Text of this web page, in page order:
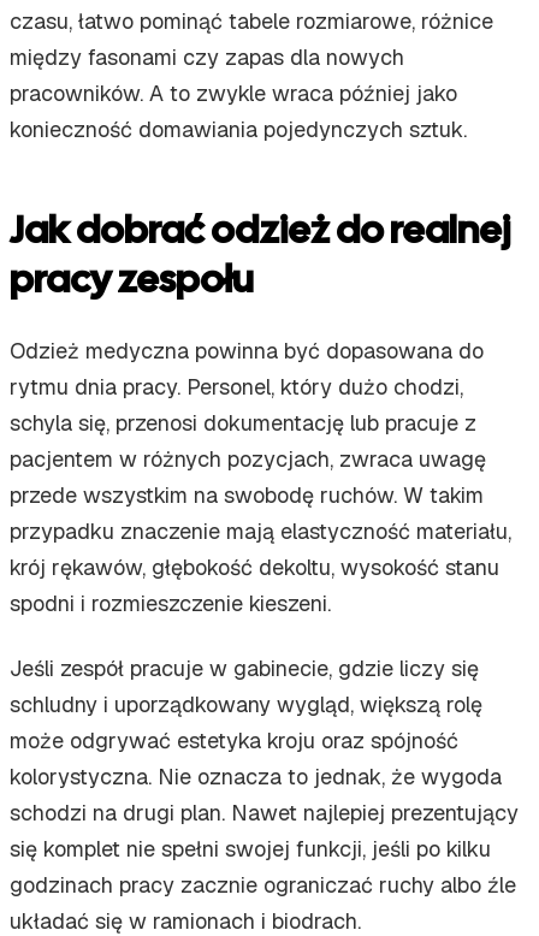
czasu, łatwo pominąć tabele rozmiarowe, różnice
między fasonami czy zapas dla nowych
pracowników. A to zwykle wraca później jako
konieczność domawiania pojedynczych sztuk.
Jak dobrać odzież do realnej
pracy zespołu
Odzież medyczna powinna być dopasowana do
rytmu dnia pracy. Personel, który dużo chodzi,
schyla się, przenosi dokumentację lub pracuje z
pacjentem w różnych pozycjach, zwraca uwagę
przede wszystkim na swobodę ruchów. W takim
przypadku znaczenie mają elastyczność materiału,
krój rękawów, głębokość dekoltu, wysokość stanu
spodni i rozmieszczenie kieszeni.
Jeśli zespół pracuje w gabinecie, gdzie liczy się
schludny i uporządkowany wygląd, większą rolę
może odgrywać estetyka kroju oraz spójność
kolorystyczna. Nie oznacza to jednak, że wygoda
schodzi na drugi plan. Nawet najlepiej prezentujący
się komplet nie spełni swojej funkcji, jeśli po kilku
godzinach pracy zacznie ograniczać ruchy albo źle
układać się w ramionach i biodrach.